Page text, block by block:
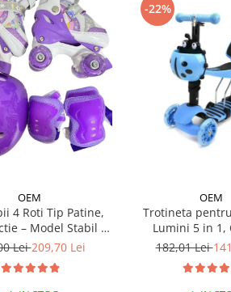
OEM
4 Roti Tip Patine,
– Model Stabil si
- Mov
Lei209,70 Lei
-22%
OEM
Trotineta
Lumini 5 in 1,
Buburuza,
182,01 Lei